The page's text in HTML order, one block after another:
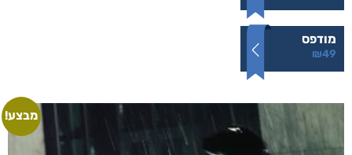
מודפס
₪49
מבצע!